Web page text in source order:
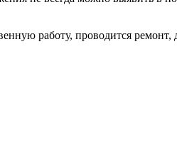
работу, проводится